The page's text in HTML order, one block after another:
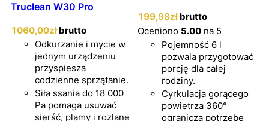
Truclean W30 Pro
1060,00zł brutto
Odkurzanie i mycie w
jednym urządzeniu
przyspiesza
codzienne sprzątanie.
Siła ssania do 18 000
Pa pomaga usuwać
sierść, plamy i rozlane
199,98zł brutto
Oceniono 5.00 na 5
Pojemność 6 l
pozwala przygotować
porcję dla całej
rodziny.
Cyrkulacja gorącego
powietrza 360°
ogranicza potrzebę